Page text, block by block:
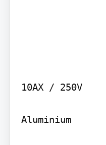
10AX / 250V
Aluminium